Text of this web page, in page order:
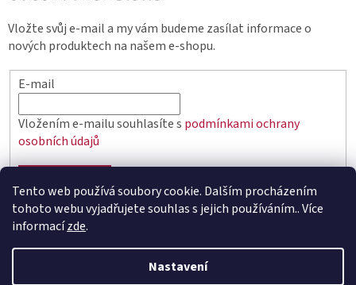
Tento web používá soubory cookie. Dalším procházením
tohoto webu vyjadřujete souhlas s jejich používáním.. Více
informacízde.
Nastavení
Vložte svůj e-mail a my vám budeme zasílat informace o
nových produktech na našem e-shopu.
E-mail
Vložením e-mailu souhlasíte s podmínkami ochrany
osobních údajů
Vytvořil Shoptet